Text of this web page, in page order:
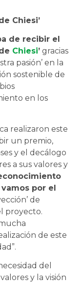
Chiesi’
de recibir el
Chiesi’ gracias
pasión’ en la
sostenible de
en los
realizaron este
un premio,
y el decálogo
a sus valores y
por el
de
proyecto.
de este
del
y la visión